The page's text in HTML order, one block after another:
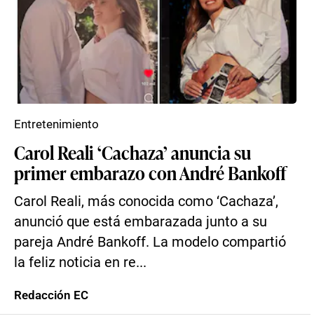
Carol Reali ‘Cachaza’ anuncia su
primer embarazo con André Bankoff
Carol Reali, más conocida como ‘Cachaza’,
anunció que está embarazada junto a su
pareja André Bankoff. La modelo compartió
la feliz noticia en re...
Entretenimiento
Redacción EC